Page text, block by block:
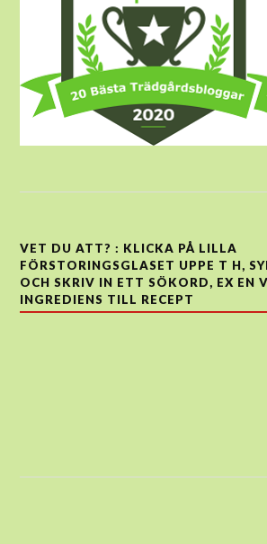
VET DU ATT? : KLICKA PÅ LILLA
FÖRSTORINGSGLASET UPPE T H,
OCH SKRIV IN ETT SÖKORD, EX EN
INGREDIENS TILL RECEPT